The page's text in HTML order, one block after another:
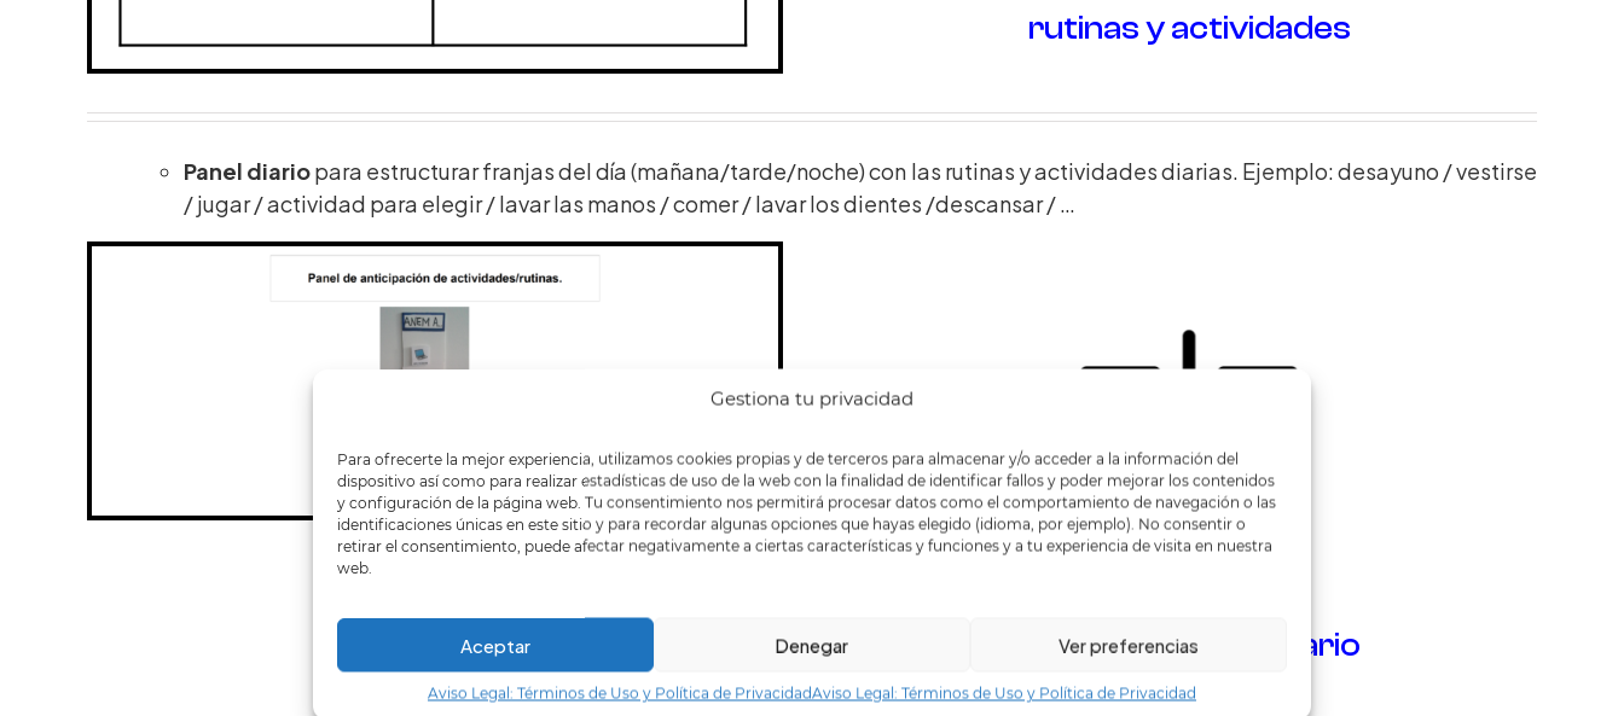
Gestiona tu privacidad
Para ofrecerte la mejor experiencia, utilizamos cookies propias y de terceros para almacenar y/o acceder a la información del
dispositivo así como para realizar estadísticas de uso de la web con la finalidad de identificar fallos y poder mejorar los contenidos
y configuración de la página web. Tu consentimiento nos permitirá procesar datos como el comportamiento de navegación o las
identificaciones únicas en este sitio y para recordar algunas opciones que hayas elegido (idioma, por ejemplo). No consentir o
retirar el consentimiento, puede afectar negativamente a ciertas características y funciones y a tu experiencia de visita en nuestra
web.
Aceptar Denegar Ver preferencias
Aviso Legal: Términos de Uso y Política de PrivacidadAviso Legal: Términos de Uso y Política de Privacidad
rutinas y actividades
Panel diariopara estructurar franjas del día (mañana/tarde/noche) con las rutinas y actividades diarias. Ejemplo: desayuno / vestirse
/ jugar / actividad para elegir / lavar las manos / comer / lavar los dientes /descansar / …
Descarga:panel diario